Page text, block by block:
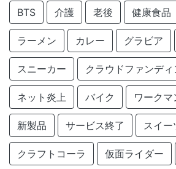
BTS 介護 老後 健康食品
ラーメン カレー グラビア
スニーカー クラウドファンデ
ネット炎上 バイク ワークマ
新製品 サービス終了 スイー
クラフトコーラ 仮面ライダー